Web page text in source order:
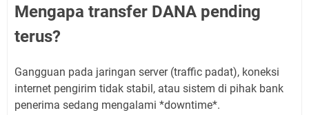
Mengapa transfer DANA pending
terus?
Gangguan pada jaringan server (traffic padat), koneksi
internet pengirim tidak stabil, atau sistem di pihak bank
penerima sedang mengalami *downtime*.